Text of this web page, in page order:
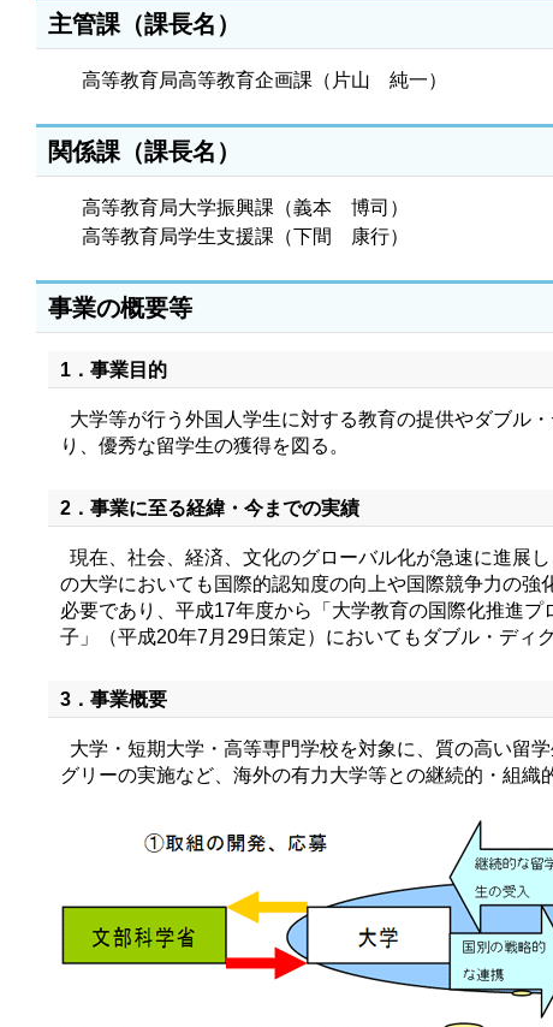
主管課（課長名）
高等教育局高等教育企画課（片山 純一）
関係課（課長名）
高等教育局大学振興課（義本 博司）
高等教育局学生支援課（下間 康行）
事業の概要等
1．事業目的
大学等が行う外国人学生に対する教育の提供やダブル
り、優秀な留学生の獲得を図る。
2．事業に至る経緯・今までの実績
現在、社会、経済、文化のグローバル化が急速に進展
の大学においても国際的認知度の向上や国際競争力の
必要であり、平成17年度から「大学教育の国際化推進
子」（平成20年7月29日策定）においてもダブル・ディ
3．事業概要
大学・短期大学・高等専門学校を対象に、質の高い留
グリーの実施など、海外の有力大学等との継続的・組織